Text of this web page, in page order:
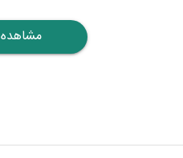
مشاهده